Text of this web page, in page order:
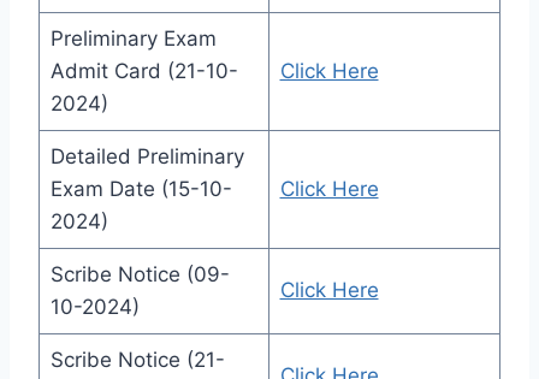
Preliminary Exam
Admit Card (21-10-
2024)
Click Here
Detailed Preliminary
Exam Date (15-10-
2024)
Click Here
Scribe Notice (09-
10-2024)
Click Here
Scribe Notice (21-